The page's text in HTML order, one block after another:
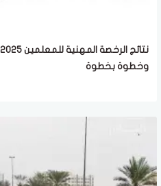
وخطوة بخطوة